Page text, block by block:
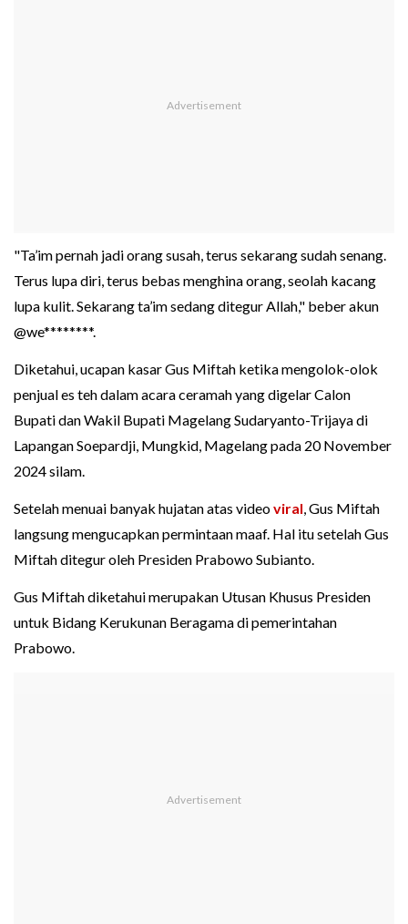
"Ta’im pernah jadi orang susah, terus sekarang sudah senang.
Terus lupa diri, terus bebas menghina orang, seolah kacang
lupa kulit. Sekarang ta’im sedang ditegur Allah," beber akun
@we********.
Diketahui, ucapan kasar Gus Miftah ketika mengolok-olok
penjual es teh dalam acara ceramah yang digelar Calon
Bupati dan Wakil Bupati Magelang Sudaryanto-Trijaya di
Lapangan Soepardji, Mungkid, Magelang pada 20 November
2024 silam.
Setelah menuai banyak hujatan atas videoviral , Gus Miftah
langsung mengucapkan permintaan maaf. Hal itu setelah Gus
Miftah ditegur oleh Presiden Prabowo Subianto.
Gus Miftah diketahui merupakan Utusan Khusus Presiden
untuk Bidang Kerukunan Beragama di pemerintahan
Prabowo.